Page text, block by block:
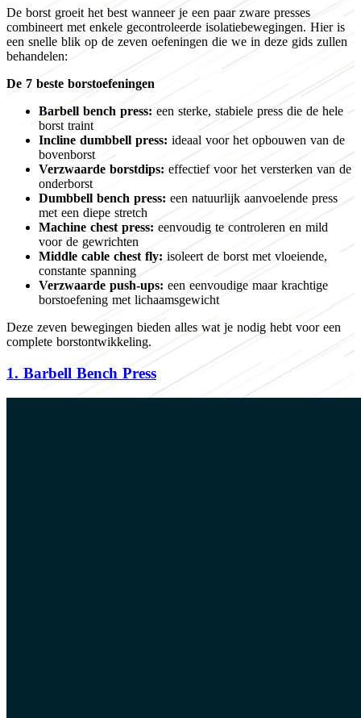
De borst groeit het best wanneer je een paar zware presses
combineert met enkele gecontroleerde isolatiebewegingen. Hier is
een snelle blik op de zeven oefeningen die we in deze gids zullen
behandelen:
De 7 beste borstoefeningen
Barbell bench press: een sterke, stabiele press die de hele
borst traint
Incline dumbbell press: ideaal voor het opbouwen van de
bovenborst
Verzwaarde borstdips: effectief voor het versterken van de
onderborst
Dumbbell bench press: een natuurlijk aanvoelende press
met een diepe stretch
Machine chest press: eenvoudig te controleren en mild
voor de gewrichten
Middle cable chest fly: isoleert de borst met vloeiende,
constante spanning
Verzwaarde push-ups: een eenvoudige maar krachtige
borstoefening met lichaamsgewicht
Deze zeven bewegingen bieden alles wat je nodig hebt voor een
complete borstontwikkeling.
1. Barbell Bench Press